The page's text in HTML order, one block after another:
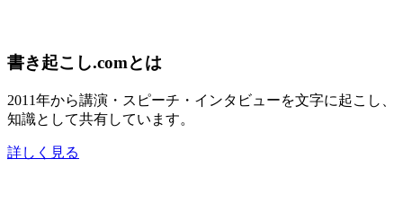
書き起こし.comとは
2011年から講演・スピーチ・インタビューを文字に起こし、
知識として共有しています。
詳しく見る